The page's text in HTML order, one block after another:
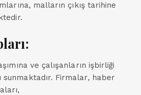
malların çıkış tarihine
ve çalışanların işbirliği
sunmaktadır. Firmalar, haber